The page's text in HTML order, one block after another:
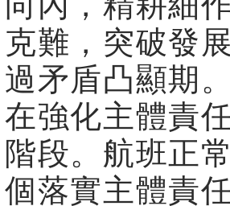
克難，突破發
過矛盾凸顯期
在強化主體責
階段。航班正
個落實主體責